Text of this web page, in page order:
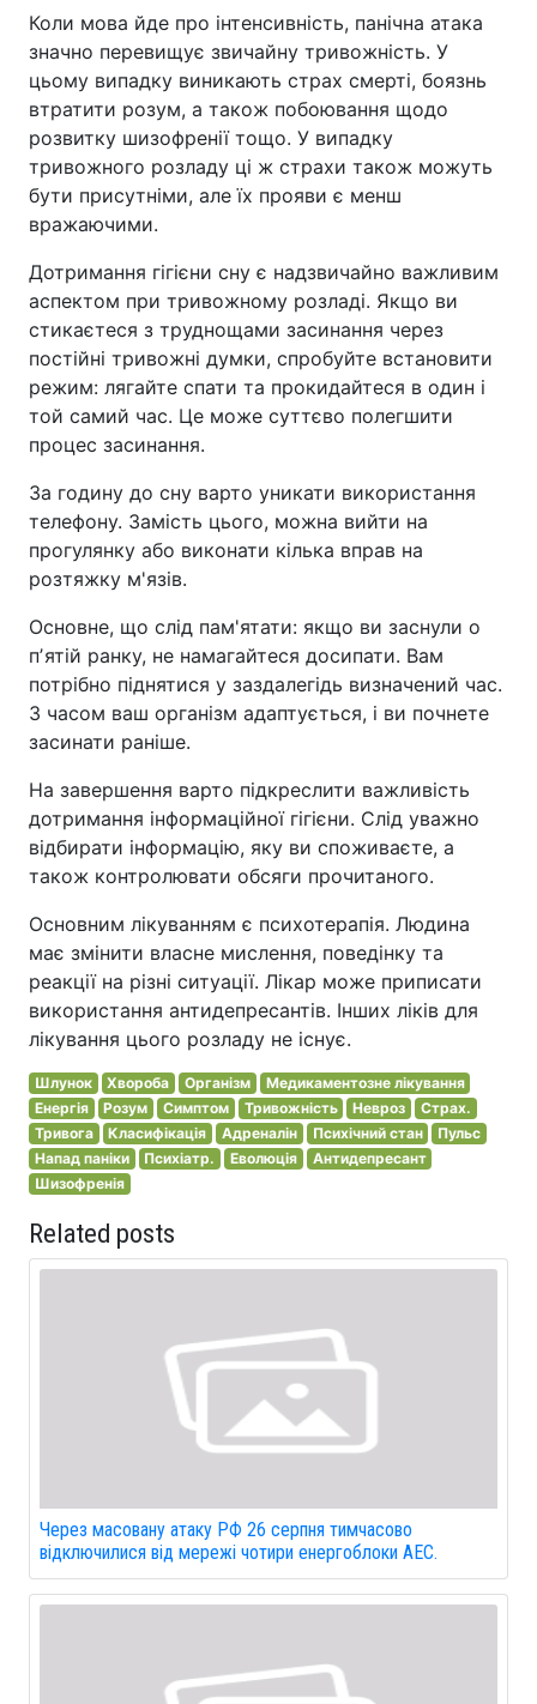
Коли мова йде про інтенсивність, панічна атака
значно перевищує звичайну тривожність. У
цьому випадку виникають страх смерті, боязнь
втратити розум, а також побоювання щодо
розвитку шизофренії тощо. У випадку
тривожного розладу ці ж страхи також можуть
бути присутніми, але їх прояви є менш
вражаючими.
Дотримання гігієни сну є надзвичайно важливим
аспектом при тривожному розладі. Якщо ви
стикаєтеся з труднощами засинання через
постійні тривожні думки, спробуйте встановити
режим: лягайте спати та прокидайтеся в один і
той самий час. Це може суттєво полегшити
процес засинання.
За годину до сну варто уникати використання
телефону. Замість цього, можна вийти на
прогулянку або виконати кілька вправ на
розтяжку м'язів.
Основне, що слід пам'ятати: якщо ви заснули о
пʼятій ранку, не намагайтеся досипати. Вам
потрібно піднятися у заздалегідь визначений час.
З часом ваш організм адаптується, і ви почнете
засинати раніше.
На завершення варто підкреслити важливість
дотримання інформаційної гігієни. Слід уважно
відбирати інформацію, яку ви споживаєте, а
також контролювати обсяги прочитаного.
Основним лікуванням є психотерапія. Людина
має змінити власне мислення, поведінку та
реакції на різні ситуації. Лікар може приписати
використання антидепресантів. Інших ліків для
лікування цього розладу не існує.
Шлунок Хвороба Організм
Медикаментозне лікування
Енергія
Розум Симптом Тривожність Невроз
Страх.
Тривога
Класифікація Адреналін Психічний стан
Пульс
Напад паніки
Психіатр. Еволюція
Антидепресант
Шизофренія
Related posts
Через масовану атаку РФ 26 серпня тимчасово
відключилися від мережі чотири енергоблоки АЕС.